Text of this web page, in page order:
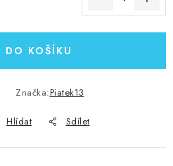
DO KOŠÍKU
Značka:Piatek13
Hlídat Sdílet